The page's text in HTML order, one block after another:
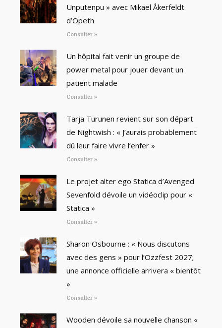
Unputenpu » avec Mikael Åkerfeldt
d’Opeth
Consulter »
Un hôpital fait venir un groupe de
power metal pour jouer devant un
patient malade
Consulter »
Tarja Turunen revient sur son départ
de Nightwish : « J’aurais probablement
dû leur faire vivre l’enfer »
Consulter »
Le projet alter ego Statica d’Avenged
Sevenfold dévoile un vidéoclip pour «
Statica »
Consulter »
Sharon Osbourne : « Nous discutons
avec des gens » pour l’Ozzfest 2027;
une annonce officielle arrivera « bientôt
»
Consulter »
Wooden dévoile sa nouvelle chanson «